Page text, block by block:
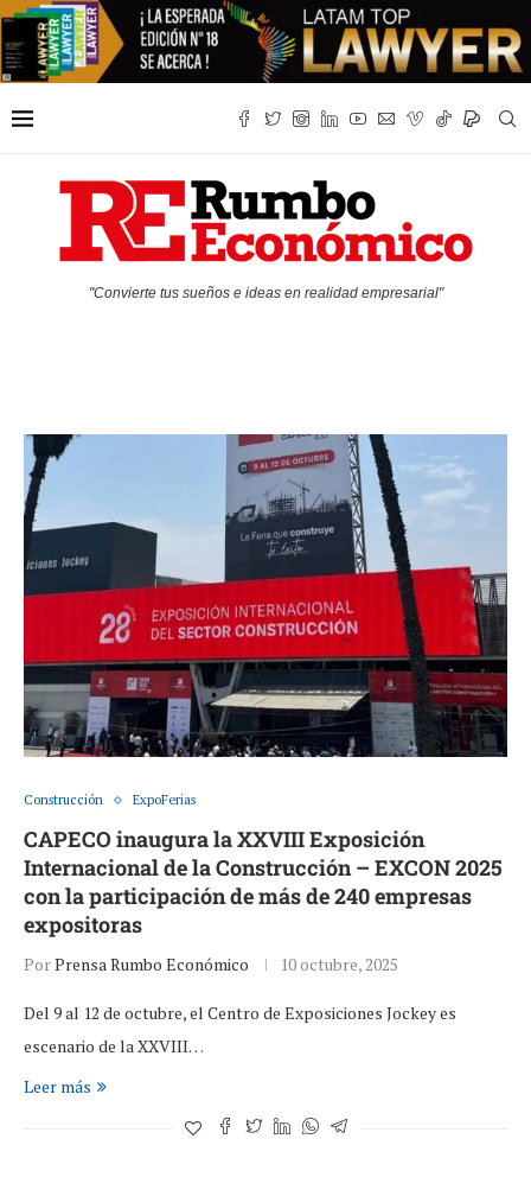
"Convierte tus sueños e ideas en realidad empresarial"
Construcción ExpoFerias
CAPECO inaugura la XXVIII Exposición
Internacional de la Construcción – EXCON 2025
con la participación de más de 240 empresas
expositoras
PorPrensa Rumbo Económico 10 octubre, 2025
Del 9 al 12 de octubre, el Centro de Exposiciones Jockey es
escenario de la XXVIII…
Leer más